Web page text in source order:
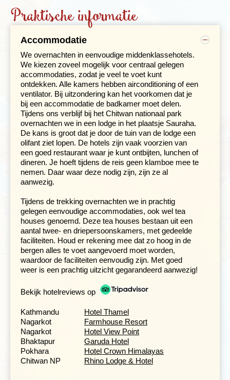
begint onzetrekkingmet als eerste doel het dorpje
Tikhedhunga op 1.540 meter. We lopen hier in ongeveer
vier à vijf uur naar toe, maar dat kan, afhankelijk van het
korter duren. De wandeling begint rustig, maar de laatste
kilometers gaan de hoogte in. Onderweg zijn voldoende
theestalletjes om af en toe even bij te komen.
Dag 2:De tocht via het plaatsje Ulleri naarGhorepani
een hoogte van 2.850 meter is pittig. Waarschijnlijk is dit
de zwaarste dag van de reis, want je bent ruim zeven
uur onderweg en overbrugt een hoogte van ruim 1.200
meter. De stijging wordt geleidelijker naarmate de tocht
vordert; je loopt door een mooi eikenbos met vele
rododendrons die in maart en april in volle bloei staan.
Het pad bestaat voornamelijk uit stenen trappen deze
dag. Ghorepani biedt een mooi uitzicht op de bergen.
Dag 3:De volgende ochtend kun je vroeg opstaan om
naar Poon Hill te lopen op 3.210 meter. Dit is één van de
beroemste plekken om de zonsopkomst over het
Annapurna gebergte te bewonderen. Het zicht op de
toppen Annapurna I, Annapurna South, Dhaulagiri,
Praktische informatie
Accommodatie
We overnachten in eenvoudige middenklassehotels.
We kiezen zoveel mogelijk voor centraal gelegen
accommodaties, zodat je veel te voet kunt
ontdekken. Alle kamers hebben airconditioning of een
ventilator. Bij uitzondering kan het voorkomen dat je
bij een accommodatie de badkamer moet delen.
Tijdens ons verblijf bij het Chitwan nationaal park
overnachten we in een lodge in het plaatsje Sauraha.
De kans is groot dat je door de tuin van de lodge een
olifant ziet lopen. De hotels zijn vaak voorzien van
een goed restaurant waar je kunt ontbijten, lunchen of
dineren. Je hoeft tijdens de reis geen klamboe mee te
nemen. Daar waar deze nodig zijn, zijn ze al
aanwezig.
Tijdens de trekking overnachten we in prachtig
gelegen eenvoudige accommodaties, ook wel tea
houses genoemd. Deze tea houses bestaan uit een
aantal twee- en driepersoonskamers, met gedeelde
faciliteiten. Houd er rekening mee dat zo hoog in de
bergen alles te voet aangevoerd moet worden,
waardoor de faciliteiten eenvoudig zijn. Met goed
weer is een prachtig uitzicht gegarandeerd aanwezig!
Bekijk hotelreviews op
Kathmandu
Hotel Thamel
Nagarkot
Farmhouse Resort
Nagarkot
Hotel View Point
Bhaktapur
Garuda Hotel
Pokhara
Hotel Crown Himalayas
Chitwan NP
Rhino Lodge & Hotel